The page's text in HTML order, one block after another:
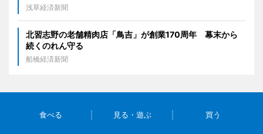
浅草経済新聞
北習志野の老舗精肉店「鳥吉」が創業170周年 幕末から
続くのれん守る
船橋経済新聞
食べる 見る・遊ぶ 買う